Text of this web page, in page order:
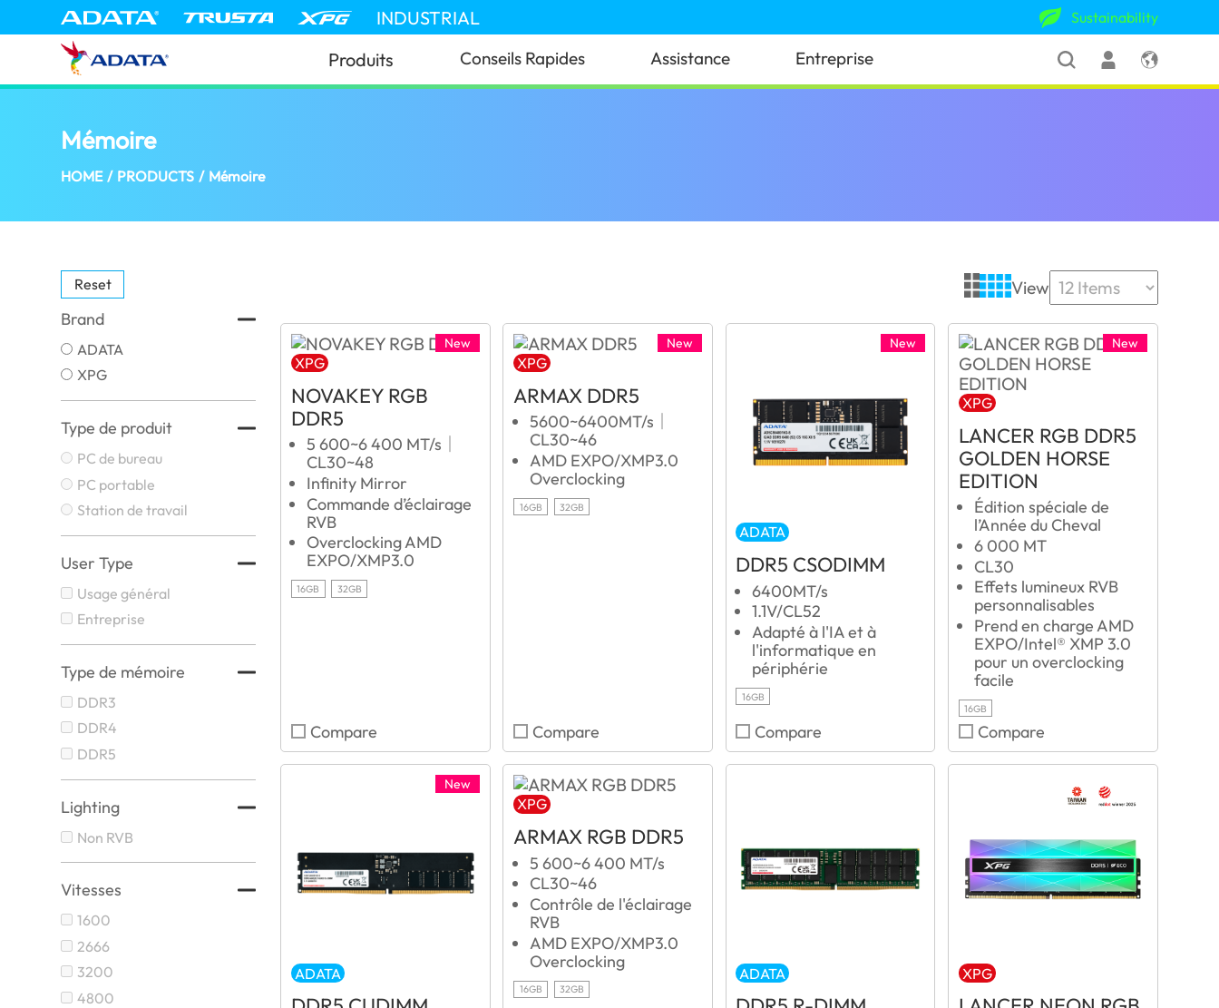
INDUSTRIAL Sustainability
Produits Conseils Rapides Assistance Entreprise
Mémoire(Mauritius)
HOME / PRODUCTS / Mémoire
Reset
Brand
ADATA
XPG
Type de produit
PC de bureau
PC portable
Station de travail
User Type
Usage général
Entreprise
Type de mémoire
DDR3
DDR4
DDR5
Lighting
Non RVB
Vitesses
1600
2666
3200
4800
View
New
XPG
NOVAKEY RGB
DDR5
5 600~6 400 MT/s｜
CL30~48
Infinity Mirror
Commande d’éclairage
RVB
Overclocking AMD
EXPO/XMP3.0
16GB 32GB
Compare
New
XPG
ARMAX DDR5
5600~6400MT/s｜
CL30~46
AMD EXPO/XMP3.0
Overclocking
16GB 32GB
Compare
New
ADATA
DDR5 CSODIMM
6400MT/s
1.1V/CL52
Adapté à l'IA et à
l'informatique en
périphérie
16GB
Compare
New
XPG
LANCER RGB DDR5
GOLDEN HORSE
EDITION
Édition spéciale de
l’Année du Cheval
6 000 MT
CL30
Effets lumineux RVB
personnalisables
Prend en charge AMD
EXPO/Intel® XMP 3.0
pour un overclocking
facile
16GB
Compare
New
ADATA
XPG
ARMAX RGB DDR5
5 600~6 400 MT/s
CL30~46
Contrôle de l'éclairage
RVB
AMD EXPO/XMP3.0
Overclocking
16GB 32GB
ADATA XPG